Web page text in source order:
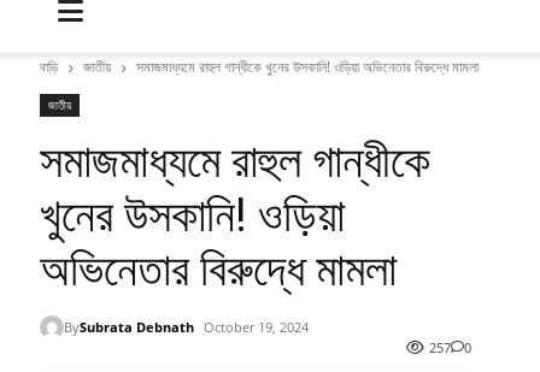
বাড়ি জাতীয় সমাজমাধ্যমে রাহুল গান্ধীকে খুনের উসকানি! ওড়িয়া অভিনেতার বিরুদ্ধে মামলা
জাতীয়
সমাজমাধ্যমে রাহুল গান্ধীকে
খুনের উসকানি! ওড়িয়া
অভিনেতার বিরুদ্ধে মামলা
BySubrata Debnath October 19, 2024
257
0